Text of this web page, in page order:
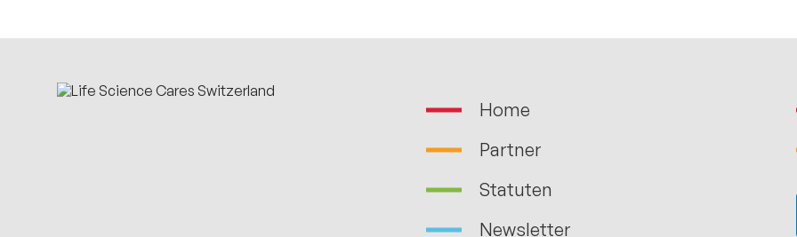
Home
Partner
Statuten
Newsletter